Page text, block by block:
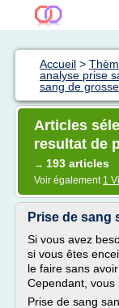
Accueil >
analyse prise
sang de
Articles
resultat de
→ 193 articles
Voir également 1
Prise de sang
Si vous avez
si vous êtes
le faire sans
Cependant, vous
Prise de sang